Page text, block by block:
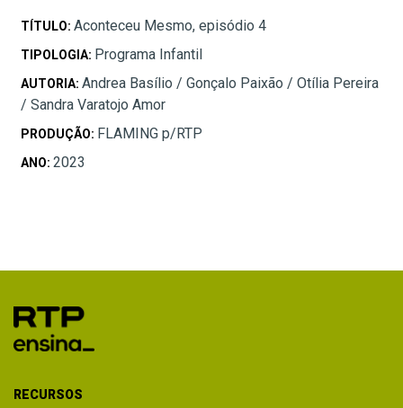
TÍTULO: Aconteceu Mesmo, episódio 4
TIPOLOGIA: Programa Infantil
AUTORIA: Andrea Basílio / Gonçalo Paixão / Otília Pereira
/ Sandra Varatojo Amor
PRODUÇÃO: FLAMING p/RTP
ANO: 2023
RECURSOS